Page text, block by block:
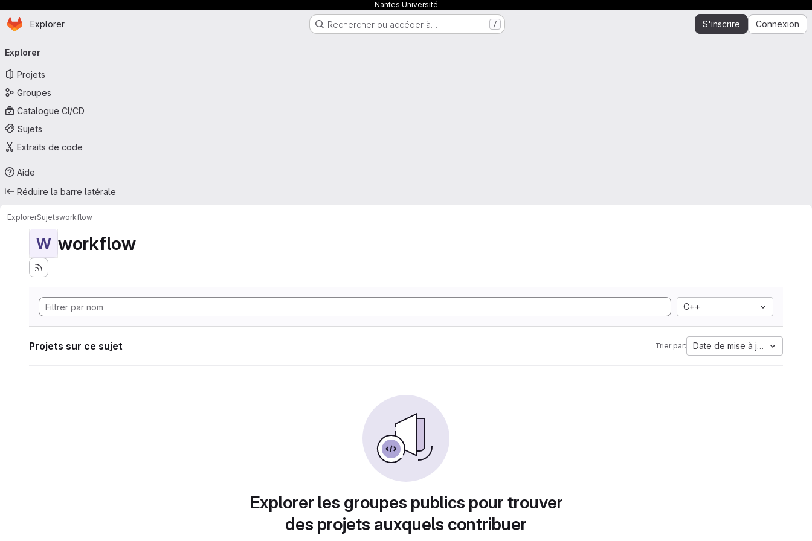
Nantes Université
Passer au contenu principal
Page d'accueil
Explorer Rechercher ou accéder à… / S'inscrire Connexion
principale
Explorer
Projets
Groupes
Catalogue CI/CD
Sujets
Extraits de code
Aide
Réduire la barre latérale
ExplorerSujetsworkflow
W workflow
C++
Projets sur ce sujet Trier par: Date de mise à jour
Explorer les groupes publics pour trouver
des projets auxquels contribuer